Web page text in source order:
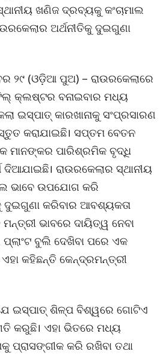
ଖଣିଜ ଦ୍ରବ୍ୟକୁ କଂଚାମାଲ
ଅର୍ଥନୀତିକୁ ଦୁଇଗୁଣା
୨୯ (ଓଡ଼ିଆ ପୁଅ) – ରାଉରକେଲାରେ
କ୍ଲଷ୍ଟର ବନାଇବାର ମଧ୍ୟ
ଇସ୍ପାତ୍ କାରଖାନାକୁ ସଂପ୍ରସାରଣ
କରାଯାଇଛି। ସପ୍ତମ ବେତନ
ମାନଙ୍କର ପାରିଶ୍ରମିକ ବୃଦ୍ଧି
ରାଉରକେଲାର ସ୍ଥାନୀୟ
ଭାବେ ଉପଯୋଗ କରି
ଦୁଇଗୁଣା କରିବାର ଆବଶ୍ୟକତା
ଭାବରେ ଦାୟିତ୍ୱ ନେବା
ବୁଲି ଦେଖିବା ପରେ ଏକ
କହିଛନ୍ତି କେନ୍ଦ୍ରମନ୍ତ୍ରୀ
ଇସ୍ପାତ୍ ଶିଳ୍ପ ବିଶ୍ୱରେ ଗୋଟିଏ
କରୁଛି। ଏହା ଭିତରେ ମଧ୍ୟ
ପ୍ରାସଙ୍ଗୀକ କରି ରଖିବା ତଥା